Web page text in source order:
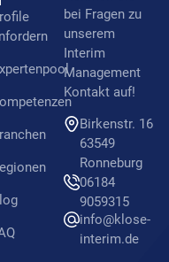
bei Fragen zu
unserem
Interim
Management
Kontakt auf!
Birkenstr. 16
63549
Ronneburg
06184
9059315
info@klose-
interim.de